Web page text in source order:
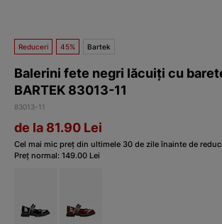
Reduceri 45% Bartek
Balerini fete negri lăcuiți cu
BARTEK 83013-11
83013-11
de la 81.90 Lei
Cel mai mic preț din ultimele 30 de zile înainte de
Preț normal: 149.00 Lei